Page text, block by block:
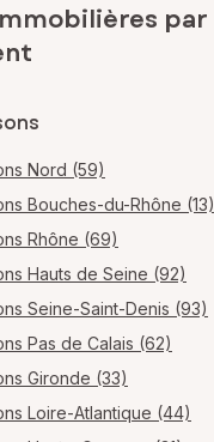
par
Nord (59)
Bouches-du-Rhône (13)
Rhône (69)
Hauts de Seine (92)
Seine-Saint-Denis (93)
Pas de Calais (62)
Gironde (33)
Loire-Atlantique (44)